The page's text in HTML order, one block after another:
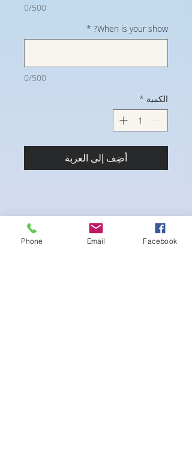
0/500
When is your show?
*
0/500
الكمية *
أضِف إلى العربة
Phone Email Facebook